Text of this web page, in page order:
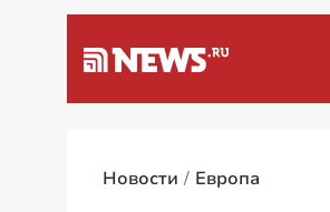
Новости Европа